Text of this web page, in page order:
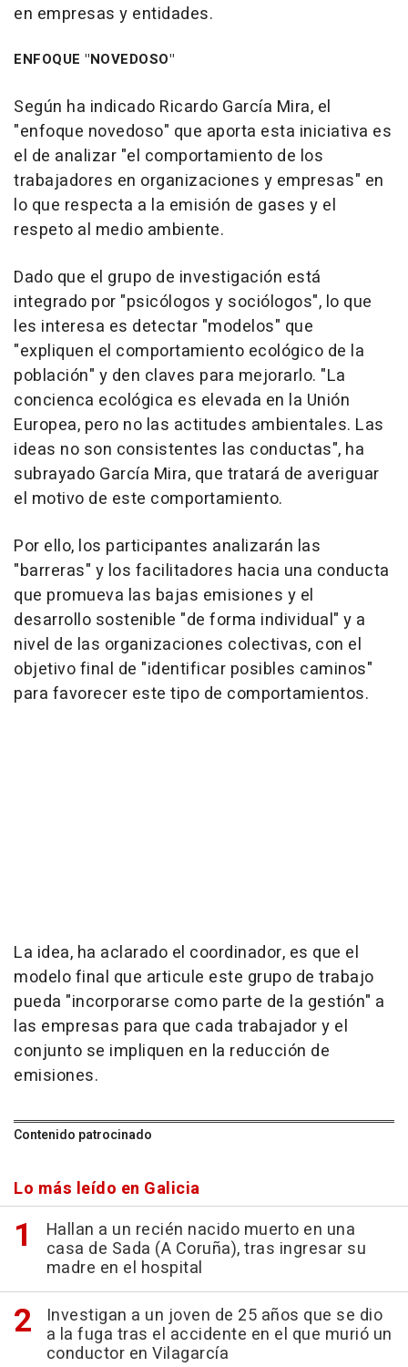
en empresas y entidades.
ENFOQUE "NOVEDOSO"
Según ha indicado Ricardo García Mira, el
"enfoque novedoso" que aporta esta iniciativa es
el de analizar "el comportamiento de los
trabajadores en organizaciones y empresas" en
lo que respecta a la emisión de gases y el
respeto al medio ambiente.
Dado que el grupo de investigación está
integrado por "psicólogos y sociólogos", lo que
les interesa es detectar "modelos" que
"expliquen el comportamiento ecológico de la
población" y den claves para mejorarlo. "La
concienca ecológica es elevada en la Unión
Europea, pero no las actitudes ambientales. Las
ideas no son consistentes las conductas", ha
subrayado García Mira, que tratará de averiguar
el motivo de este comportamiento.
Por ello, los participantes analizarán las
"barreras" y los facilitadores hacia una conducta
que promueva las bajas emisiones y el
desarrollo sostenible "de forma individual" y a
nivel de las organizaciones colectivas, con el
objetivo final de "identificar posibles caminos"
para favorecer este tipo de comportamientos.
La idea, ha aclarado el coordinador, es que el
modelo final que articule este grupo de trabajo
pueda "incorporarse como parte de la gestión" a
las empresas para que cada trabajador y el
conjunto se impliquen en la reducción de
emisiones.
Contenido patrocinado
Lo más leído en Galicia
Hallan a un recién nacido muerto en una
casa de Sada (A Coruña), tras ingresar su
madre en el hospital
Investigan a un joven de 25 años que se dio
a la fuga tras el accidente en el que murió un
conductor en Vilagarcía